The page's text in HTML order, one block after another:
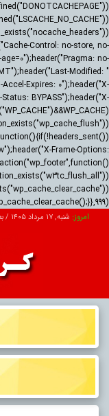
Control: no-store, no-
no-
Modified: "
Expires: 0");header("X-
BYPASS");header("X-
Frame-Options:
امروز: شنبه, ۱۷ مرداد ۱۴۰۵ / بعد از ظهر /